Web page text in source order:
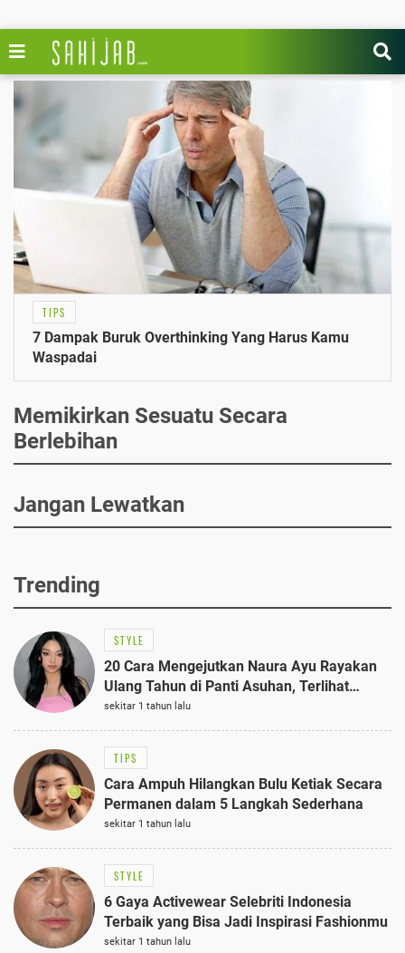
TIPS
7 Dampak Buruk Overthinking Yang Harus Kamu
Waspadai
Memikirkan Sesuatu Secara
Berlebihan
Jangan Lewatkan
Trending
STYLE
20 Cara Mengejutkan Naura Ayu Rayakan
Ulang Tahun di Panti Asuhan, Terlihat
Anggun dengan Kaftan Cokelat
sekitar 1 tahun lalu
TIPS
Cara Ampuh Hilangkan Bulu Ketiak Secara
Permanen dalam 5 Langkah Sederhana
sekitar 1 tahun lalu
STYLE
6 Gaya Activewear Selebriti Indonesia
Terbaik yang Bisa Jadi Inspirasi Fashionmu
sekitar 1 tahun lalu